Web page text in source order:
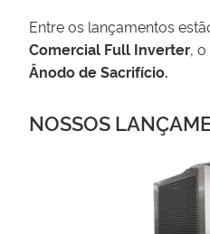
Entre os lançamentos
Comercial Full Inverter, o
Ânodo de Sacrifício.
NOSSOS